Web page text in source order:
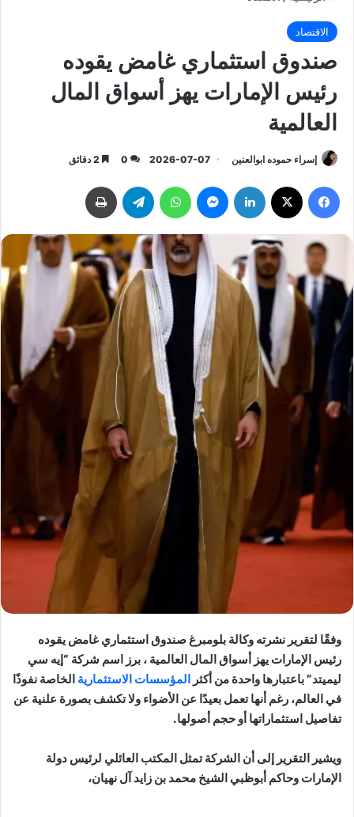
الاقتصاد
صندوق استثماري غامض يقوده
رئيس الإمارات يهز أسواق المال
العالمية
إسراء حموده ابوالعنين 2026-07-07
0
وفقًا لتقرير نشرته وكالة بلومبرغ صندوق استثماري غامض يقوده
رئيس الإمارات يهز أسواق المال العالمية ، برز اسم شركة “إيه سي
ليميتد” باعتبارها واحدة من أكثر المؤسسات الاستثمارية الخاصة نفوذًا
في العالم، رغم أنها تعمل بعيدًا عن الأضواء ولا تكشف بصورة علنية عن
تفاصيل استثماراتها أو حجم أصولها.
ويشير التقرير إلى أن الشركة تمثل المكتب العائلي لرئيس دولة
الإمارات وحاكم أبوظبي الشيخ محمد بن زايد آل نهيان،